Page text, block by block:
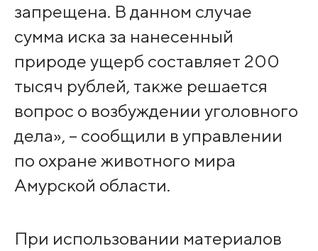
запрещена. В данном случае
сумма иска за нанесенный
природе ущерб составляет 200
тысяч рублей, также решается
вопрос о возбуждении уголовного
дела», – сообщили в управлении
по охране животного мира
Амурской области.
При использовании материалов